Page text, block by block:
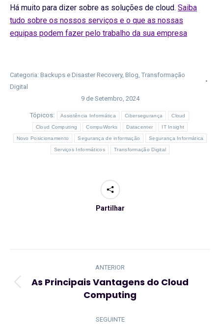
Há muito para dizer sobre as soluções de cloud. Saiba
tudo sobre os nossos serviços e o que as nossas
equipas podem fazer pelo trabalho da sua empresa
Categoria: Backups e Disaster Recovery, Blog, Transformação
Digital
9 de Setembro, 2024
Tópicos: Assistência Informática Cibersegurança Cloud
Cloud Computing CompuWorks Datacenter IT Insight
Novo Posicionamento Segurança de informação Segurança Informática
Serviços Informáticos Transformação Digital
Partilhar
Navegação
post:
ANTERIOR
Artigo
anterior:
As Principais Vantagens do Cloud
Computing
SEGUINTE